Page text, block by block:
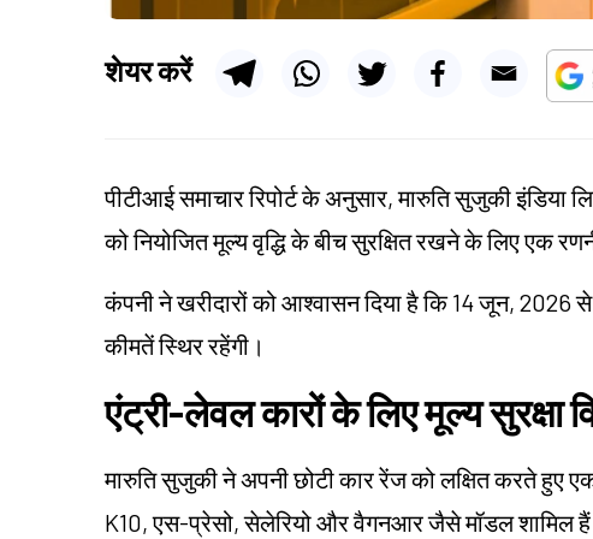
शेयर करें
पीटीआई समाचार रिपोर्ट के अनुसार, मारुति सुजुकी इंडिया
को नियोजित मूल्य वृद्धि के बीच सुरक्षित रखने के लिए एक
कंपनी ने खरीदारों को आश्वासन दिया है कि 14 जून, 2026
कीमतें स्थिर रहेंगी।
एंट्री-लेवल कारों के लिए मूल्य सुरक्षा
मारुति सुजुकी ने अपनी छोटी कार रेंज को लक्षित करते हुए
K10, एस-प्रेसो, सेलेरियो और वैगनआर जैसे मॉडल शामिल